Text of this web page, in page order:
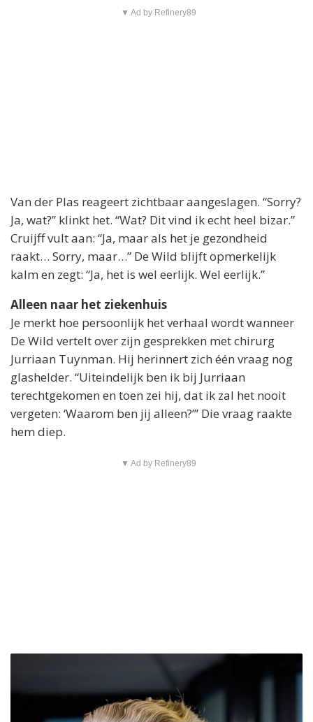
▼ Ad by Refinery89
Van der Plas reageert zichtbaar aangeslagen. “Sorry?
Ja, wat?” klinkt het. “Wat? Dit vind ik echt heel bizar.”
Cruijff vult aan: “Ja, maar als het je gezondheid
raakt… Sorry, maar…” De Wild blijft opmerkelijk
kalm en zegt: “Ja, het is wel eerlijk. Wel eerlijk.”
Alleen naar het ziekenhuis
Je merkt hoe persoonlijk het verhaal wordt wanneer
De Wild vertelt over zijn gesprekken met chirurg
Jurriaan Tuynman. Hij herinnert zich één vraag nog
glashelder. “Uiteindelijk ben ik bij Jurriaan
terechtgekomen en toen zei hij, dat ik zal het nooit
vergeten: ‘Waarom ben jij alleen?’” Die vraag raakte
hem diep.
▼ Ad by Refinery89